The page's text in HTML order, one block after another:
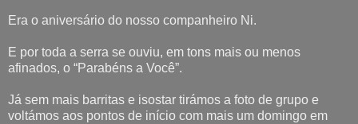
Era o aniversário do nosso companheiro Ni.
E por toda a serra se ouviu, em tons mais ou menos
afinados, o “Parabéns a Você”.
Já sem mais barritas e isostar tirámos a foto de grupo e
voltámos aos pontos de início com mais um domingo em